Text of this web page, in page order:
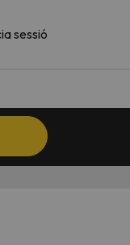
sessió